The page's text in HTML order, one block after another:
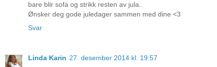
bare blir sofa og strikk resten av jula..
Ønsker deg gode juledager sammen med dine <3
Svar
Linda Karin 27. desember 2014 kl. 19:57